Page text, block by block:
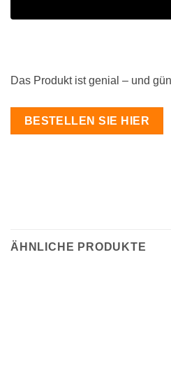
Das Produkt ist genial – und
BESTELLEN SIE HIER
ÄHNLICHE PRODUKTE